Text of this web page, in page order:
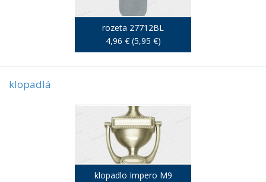
rozeta 27712BL
4,96 € (5,95 €)
klopadlá
klopadlo Impero M9